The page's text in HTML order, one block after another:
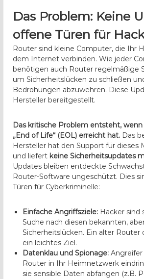
Das Problem: Keine
offene Türen für
Router sind kleine Computer, die Ihr
dem Internet verbinden. Wie jeder
benötigen auch Router regelmäßige
um Sicherheitslücken zu schließen
Bedrohungen abzuwehren. Diese
Hersteller bereitgestellt.
Das kritische Problem entsteht,
„End of Life“ (EOL) erreicht hat. Das
Hersteller hat den Support für dieses
und liefert keine Sicherheitsupdates
Updates bleiben entdeckte
Router-Software ungeschützt. Dies
Türen für Cyberkriminelle:
Einfache Angriffsziele: Hacker sind
Suche nach diesen bekannten,
Sicherheitslücken. Ein alter Router
ein leichtes Ziel.
Datenklau und Spionage:
Router in Ihr Heimnetzwerk
sie sensible Daten abfangen (z.B.